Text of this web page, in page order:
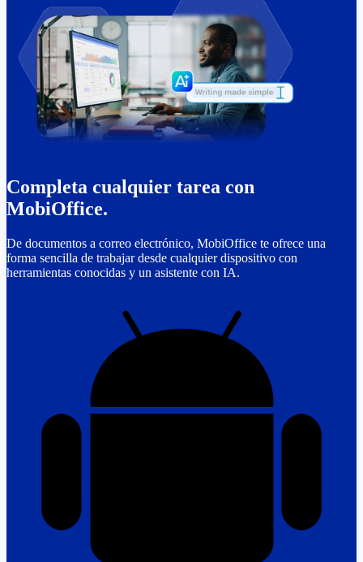
Completa cualquier tarea con
MobiOffice.
De documentos a correo electrónico, MobiOffice te ofrece una
forma sencilla de trabajar desde cualquier dispositivo con
herramientas conocidas y un asistente con IA.